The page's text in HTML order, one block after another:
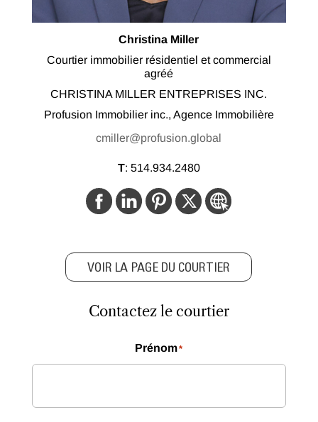
Christina Miller
Courtier immobilier résidentiel et commercial
agréé
CHRISTINA MILLER ENTREPRISES INC.
Profusion Immobilier inc., Agence Immobilière
cmiller@profusion.global
T: 514.934.2480
VOIR LA PAGE DU COURTIER
Contactez le courtier
Prénom*